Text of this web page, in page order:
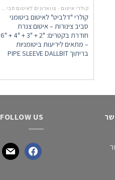
קולרי איטום - צווארונים לאיטום סביב צנרת חודרת
קולרי "דלביט" לאיטום ביטומני
סביב צינורות – איטום צנרת
חודרת בקטרים: "2 + "3 + "4 + "6
– מתאים ליריעות ביטומניות
בריתוך PIPE SLEEVE DALLBIT
FOLLOW US
facebook
mail